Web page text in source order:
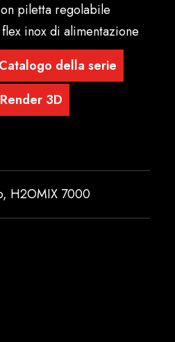
piletta regolabile
inox di alimentazione
Catalogo della serie
Render 3D
, H2OMIX 7000